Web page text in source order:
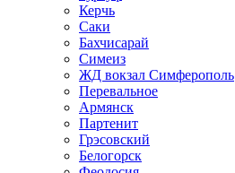
Керчь
Саки
Бахчисарай
Симеиз
ЖД вокзал Симферополь
Перевальное
Армянск
Партенит
Грэсовский
Белогорск